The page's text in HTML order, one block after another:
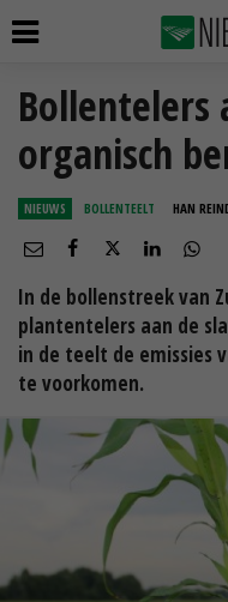
Bollentelers
organisch
NIEUWS BOLLENTEELT HAN
In de bollenstreek van
plantentelers aan de
in de teelt de emissies
te voorkomen.